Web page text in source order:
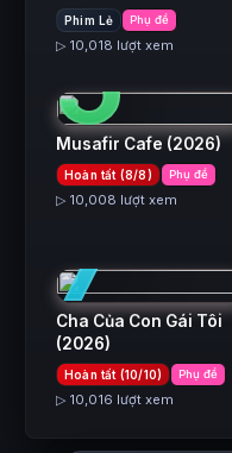
Phim Lẻ Phụ đề
▷ 10,018 lượt xem
5
Musafir Cafe (2026)
Hoàn tất (8/8) Phụ đề
▷ 10,008 lượt xem
7
Cha Của Con Gái Tôi
(2026)
Hoàn tất (10/10) Phụ đề
▷ 10,016 lượt xem